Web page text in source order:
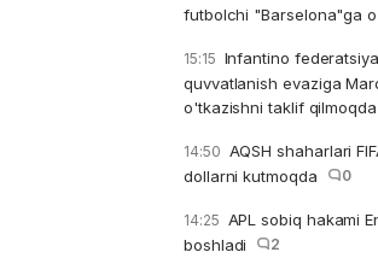
futbolchi "Barselona"ga
15:15 Infantino
quvvatlanish evaziga
o'tkazishni taklif qilmoqda
14:50 AQSH shaharlari
dollarni kutmoqda
0
14:25 APL sobiq hakami
boshladi
2